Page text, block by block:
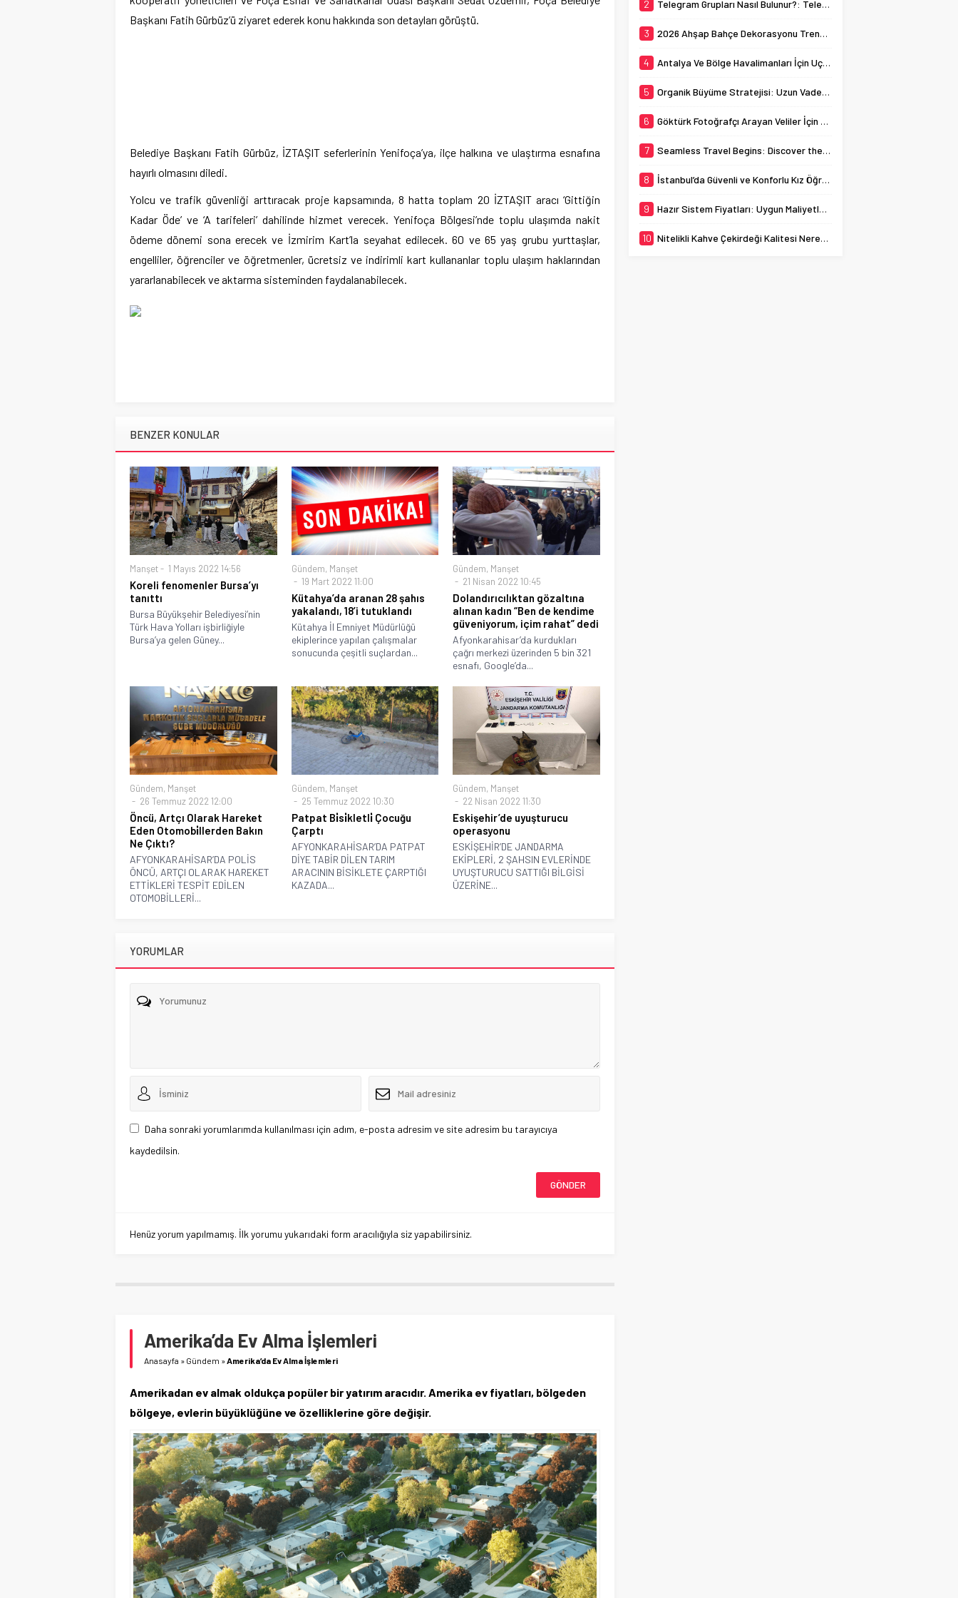
Başkanı Fatih Gürbüz’ü ziyaret ederek konu hakkında son detayları görüştü.
Belediye Başkanı Fatih Gürbüz, İZTAŞIT seferlerinin Yenifoça’ya, ilçe halkına ve ulaştırma esnafına
hayırlı olmasını diledi.
Yolcu ve trafik güvenliği arttıracak proje kapsamında, 8 hatta toplam 20 İZTAŞIT aracı ‘Gittiğin
Kadar Öde’ ve ‘A tarifeleri’ dahilinde hizmet verecek. Yenifoça Bölgesi’nde toplu ulaşımda nakit
ödeme dönemi sona erecek ve İzmirim Kart’la seyahat edilecek. 60 ve 65 yaş grubu yurttaşlar,
engelliler, öğrenciler ve öğretmenler, ücretsiz ve indirimli kart kullananlar toplu ulaşım haklarından
yararlanabilecek ve aktarma sisteminden faydalanabilecek.
BENZER KONULAR
Manşet 1 Mayıs 2022 14:56
Koreli fenomenler Bursa’yı
tanıttı
Bursa Büyükşehir Belediyesi’nin
Türk Hava Yolları işbirliğiyle
Bursa’ya gelen Güney...
Gündem, Manşet
19 Mart 2022 11:00
Kütahya’da aranan 28 şahıs
yakalandı, 18’i tutuklandı
Kütahya İl Emniyet Müdürlüğü
ekiplerince yapılan çalışmalar
sonucunda çeşitli suçlardan...
Gündem, Manşet
21 Nisan 2022 10:45
Dolandırıcılıktan gözaltına
alınan kadın “Ben de kendime
güveniyorum, içim rahat” dedi
Afyonkarahisar’da kurdukları
çağrı merkezi üzerinden 5 bin 321
esnafı, Google’da...
Gündem, Manşet
26 Temmuz 2022 12:00
Öncü, Artçı Olarak Hareket
Eden Otomobi̇llerden Bakın
Ne Çıktı?
AFYONKARAHİSAR’DA POLİS
ÖNCÜ, ARTÇI OLARAK HAREKET
ETTİKLERİ TESPİT EDİLEN
OTOMOBİLLERİ...
Gündem, Manşet
25 Temmuz 2022 10:30
Patpat Bi̇si̇kletli̇ Çocuğu
Çarptı
AFYONKARAHİSAR’DA PATPAT
DİYE TABİR DİLEN TARIM
ARACININ BİSİKLETE ÇARPTIĞI
KAZADA...
Gündem, Manşet
22 Nisan 2022 11:30
Eskişehir’de uyuşturucu
operasyonu
ESKİŞEHİR’DE JANDARMA
EKİPLERİ, 2 ŞAHSIN EVLERİNDE
UYUŞTURUCU SATTIĞI BİLGİSİ
ÜZERİNE...
YORUMLAR
Daha sonraki yorumlarımda kullanılması için adım, e-posta adresim ve site adresim bu tarayıcıya
kaydedilsin.
Henüz yorum yapılmamış. İlk yorumu yukarıdaki form aracılığıyla siz yapabilirsiniz.
Amerika’da Ev Alma İşlemleri
Anasayfa » Gündem »Amerika’da Ev Alma İşlemleri
Amerikadan ev almak oldukça popüler bir yatırım aracıdır. Amerika ev fiyatları, bölgeden
bölgeye, evlerin büyüklüğüne ve özelliklerine göre değişir.
sometimes...
her yıl binlerce öğrenciye
Bu bağlamda, İstanbul
kadınların...
2 Telegram Grupları Nasıl Bulunur?: Telegram’da Grup Bulma Deneyimini Sadeleştirin
3 2026 Ahşap Bahçe Dekorasyonu Trendleri: Doğal ve Modern Tasarım Önerileri
4 Antalya Ve Bölge Havalimanları İçin Uçak Radarı
5 Organik Büyüme Stratejisi: Uzun Vadede Sosyal Medya Başarısı Nasıl Sağlanır?
6 Göktürk Fotoğrafçı Arayan Veliler İçin Okul Kaydı Fotoğrafı Hazırlık Listesi
7 Seamless Travel Begins: Discover the Convenience of Istanbul Transfer Services
8 İstanbul’da Güvenli ve Konforlu Kız Öğrenci Yurtları
9 Hazır Sistem Fiyatları: Uygun Maliyetlerle Verimlilik Sağlayın
10 Nitelikli Kahve Çekirdeği Kalitesi Nereden Anlaşılır?